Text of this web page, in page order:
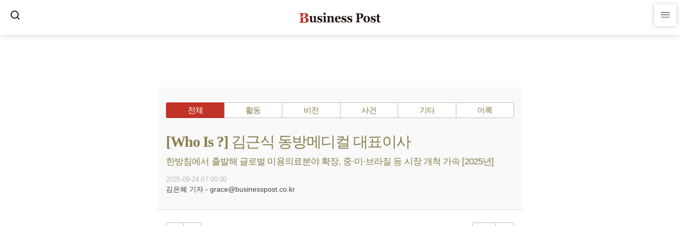
전체 활동 비전 사건 기타 어록
[Who Is ?] 김근식 동방메디컬 대표이사
한방침에서 출발해 글로벌 미용의료분야 확장, 중·미·브라질 등 시장 개척 가속 [2025년]
2025-09-24 07:00:00
김은혜 기자 - grace@businesspost.co.kr